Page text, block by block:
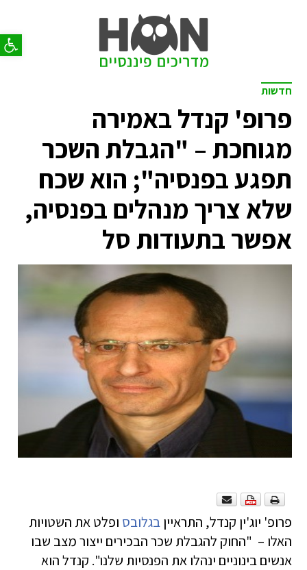
פתח
חדשות
פרופ' קנדל באמירה
מגוחכת – "הגבלת השכר
תפגע בפנסיה"; הוא שכח
שלא צריך מנהלים בפנסיה,
אפשר בתעודות סל
פרופ' יוג'ין קנדל, התראייןבגלובס ופלט את השטויות
האלו – "החוק להגבלת שכר הבכירים ייצור מצב שבו
אנשים בינוניים ינהלו את הפנסיות שלנו". קנדל הוא